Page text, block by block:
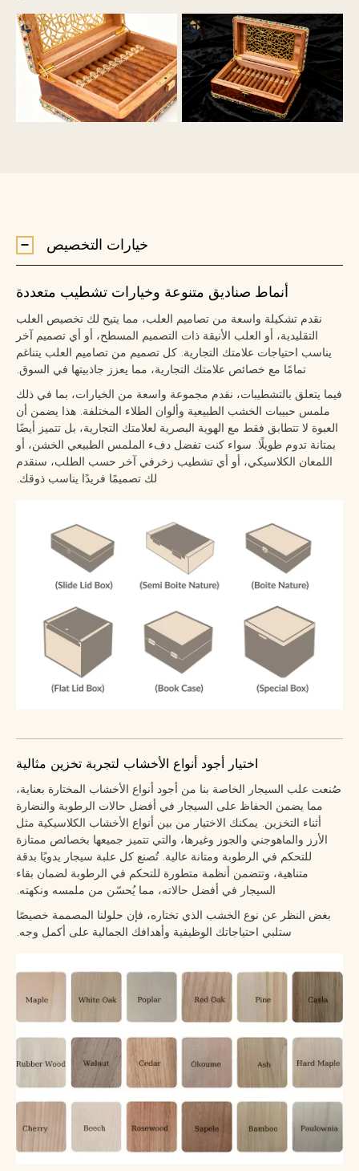
خيارات التخصيص
أنماط صناديق متنوعة وخيارات تشطيب متعددة
نقدم تشكيلة واسعة من تصاميم العلب، مما يتيح لك تخصيص العلب
التقليدية، أو العلب الأنيقة ذات التصميم المسطح، أو أي تصميم آخر
يناسب احتياجات علامتك التجارية. كل تصميم من تصاميم العلب يتناغم
تمامًا مع خصائص علامتك التجارية، مما يعزز جاذبيتها في السوق.
فيما يتعلق بالتشطيبات، نقدم مجموعة واسعة من الخيارات، بما في ذلك
ملمس حبيبات الخشب الطبيعية وألوان الطلاء المختلفة. هذا يضمن أن
العبوة لا تتطابق فقط مع الهوية البصرية لعلامتك التجارية، بل تتميز أيضًا
بمتانة تدوم طويلًا. سواء كنت تفضل دفء الملمس الطبيعي الخشن، أو
اللمعان الكلاسيكي، أو أي تشطيب زخرفي آخر حسب الطلب، سنقدم
لك تصميمًا فريدًا يناسب ذوقك.
اختيار أجود أنواع الأخشاب لتجربة تخزين مثالية
صُنعت علب السيجار الخاصة بنا من أجود أنواع الأخشاب المختارة بعناية،
مما يضمن الحفاظ على السيجار في أفضل حالات الرطوبة والنضارة
أثناء التخزين. يمكنك الاختيار من بين أنواع الأخشاب الكلاسيكية مثل
الأرز والماهوجني والجوز وغيرها، والتي تتميز جميعها بخصائص ممتازة
للتحكم في الرطوبة ومتانة عالية. تُصنع كل علبة سيجار يدويًا بدقة
متناهية، وتتضمن أنظمة متطورة للتحكم في الرطوبة لضمان بقاء
السيجار في أفضل حالاته، مما يُحسّن من ملمسه ونكهته.
بغض النظر عن نوع الخشب الذي تختاره، فإن حلولنا المصممة خصيصًا
ستلبي احتياجاتك الوظيفية وأهدافك الجمالية على أكمل وجه.